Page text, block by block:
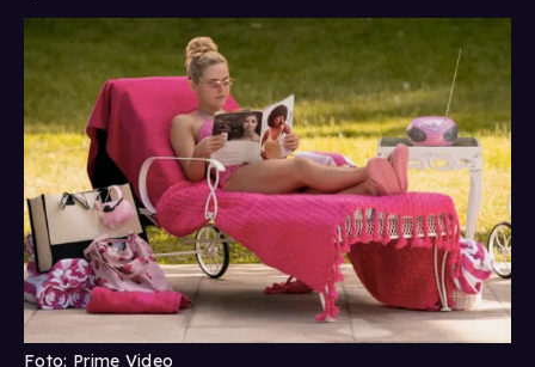
Foto: Prime Video